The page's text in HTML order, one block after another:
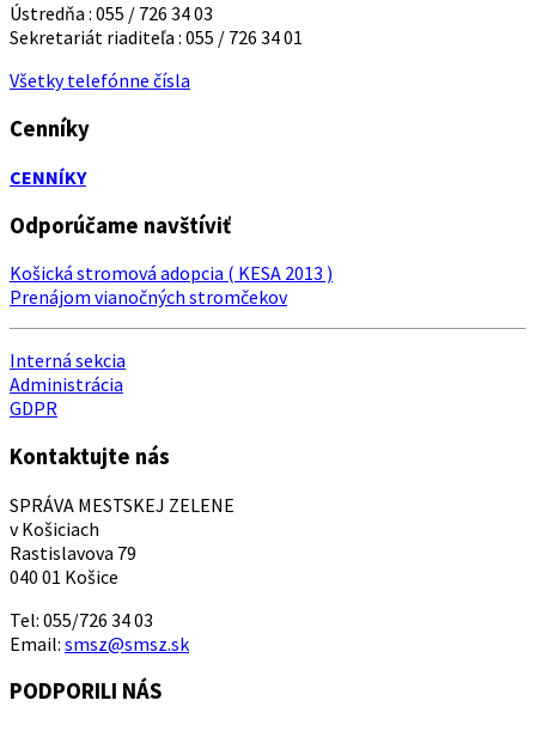
Ústredňa : 055 / 726 34 03
Sekretariát riaditeľa : 055 / 726 34 01
Všetky telefónne čísla
Cenníky
CENNÍKY
Odporúčame navštíviť
Košická stromová adopcia ( KESA 2013 )
Prenájom vianočných stromčekov
Interná sekcia
Administrácia
GDPR
Kontaktujte nás
SPRÁVA MESTSKEJ ZELENE
v Košiciach
Rastislavova 79
040 01 Košice
Tel: 055/726 34 03
Email: smsz@smsz.sk
PODPORILI NÁS